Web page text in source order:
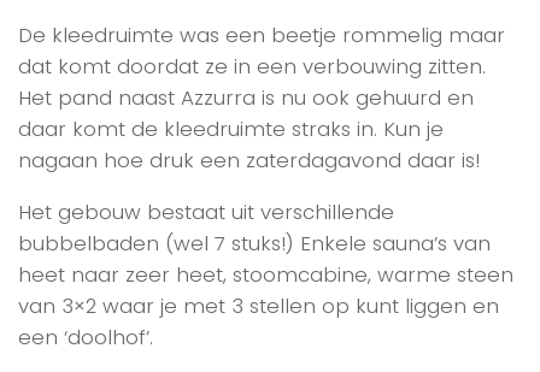
De kleedruimte was een beetje rommelig maar
dat komt doordat ze in een verbouwing zitten.
Het pand naast Azzurra is nu ook gehuurd en
daar komt de kleedruimte straks in. Kun je
nagaan hoe druk een zaterdagavond daar is!
Het gebouw bestaat uit verschillende
bubbelbaden (wel 7 stuks!) Enkele sauna’s van
heet naar zeer heet, stoomcabine, warme steen
van 3×2 waar je met 3 stellen op kunt liggen en
een ‘doolhof’.